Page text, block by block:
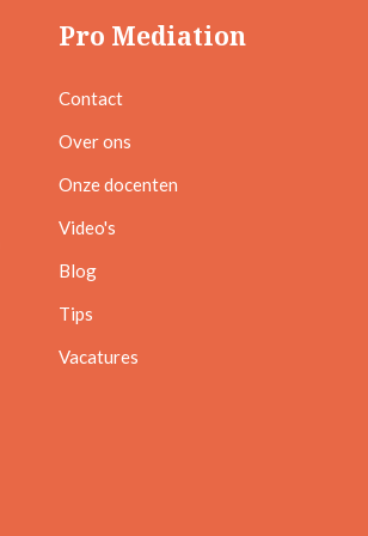
Pro Mediation
Contact
Over ons
Onze docenten
Video's
Blog
Tips
Vacatures